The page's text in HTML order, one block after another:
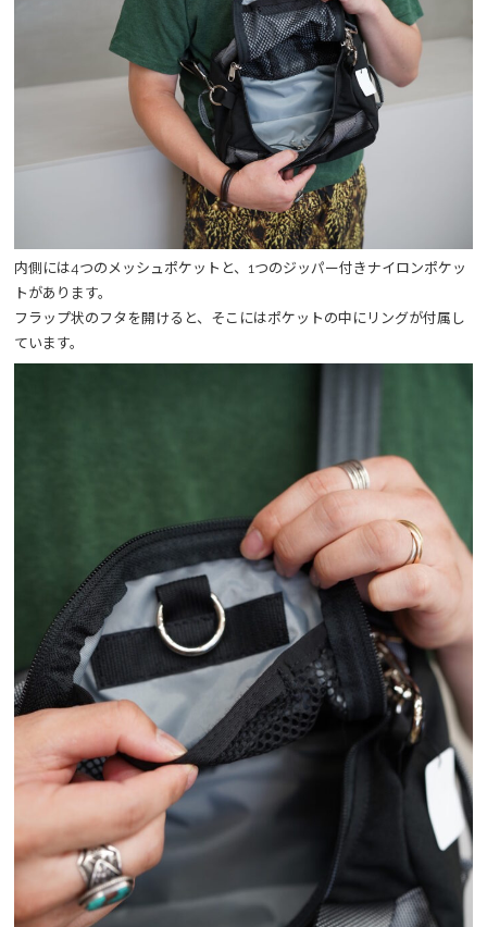
内側には4つのメッシュポケットと、1つのジッパー付きナイロンポケッ
トがあります。
フラップ状のフタを開けると、そこにはポケットの中にリングが付属し
ています。